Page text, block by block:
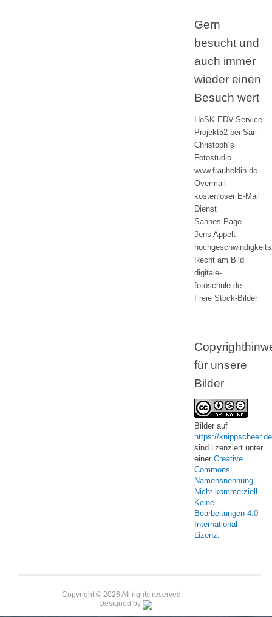
Gern
besucht und
auch immer
wieder einen
Besuch wert
HoSK EDV-Service
Projekt52 bei Sari
Christoph´s
Fotostudio
www.frauheldin.de
Overmail -
kostenloser E-Mail
Dienst
Sannes Page
Jens Appelt
Recht am Bild
digitale-
fotoschule.de
Freie Stock-Bilder
für unsere
Bilder
Bilder auf
https://knippscheer.de
sind lizenziert unter
einer Creative
Commons
Namensnennung -
Nicht kommerziell -
Keine
Bearbeitungen 4.0
International
Lizenz.
Copyright © 2026 All rights reserved.
Designed by